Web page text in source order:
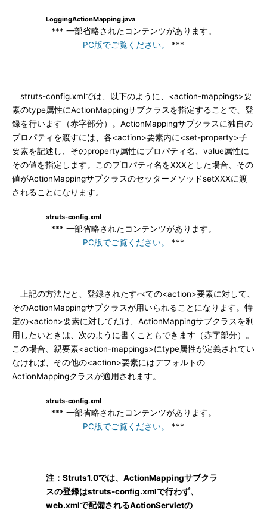
LoggingActionMapping.java
*** 一部省略されたコンテンツがあります。
PC版でご覧ください。
***
struts-config.xmlでは、以下のように、<action-mappings>要
素のtype属性にActionMappingサブクラスを指定することで、登
録を行います（赤字部分）。ActionMappingサブクラスに独自の
プロパティを渡すには、各<action>要素内に<set-property>子
要素を記述し、そのproperty属性にプロパティ名、value属性に
その値を指定します。このプロパティ名をXXXとした場合、その
値がActionMappingサブクラスのセッターメソッドsetXXXに渡
されることになります。
struts-config.xml
*** 一部省略されたコンテンツがあります。
PC版でご覧ください。
***
上記の方法だと、登録されたすべての<action>要素に対して、
そのActionMappingサブクラスが用いられることになります。特
定の<action>要素に対してだけ、ActionMappingサブクラスを利
用したいときは、次のように書くこともできます（赤字部分）。
この場合、親要素<action-mappings>にtype属性が定義されてい
なければ、その他の<action>要素にはデフォルトの
ActionMappingクラスが適用されます。
struts-config.xml
*** 一部省略されたコンテンツがあります。
PC版でご覧ください。
***
注：Struts1.0では、ActionMappingサブクラ
スの登録はstruts-config.xmlで行わず、
web.xmlで配備されるActionServletの